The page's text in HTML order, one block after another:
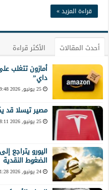
قراءة المزيد »
أحدث المقالات الأكثر قراءة
أمازون تتغلب
داي”
25 يونيو, 2026 9:48 م
مصير تيسلا قد
25 يونيو, 2026 8:11 م
اليورو يتراجع
الضغوط النقدية
24 يونيو, 2026 11:28 م